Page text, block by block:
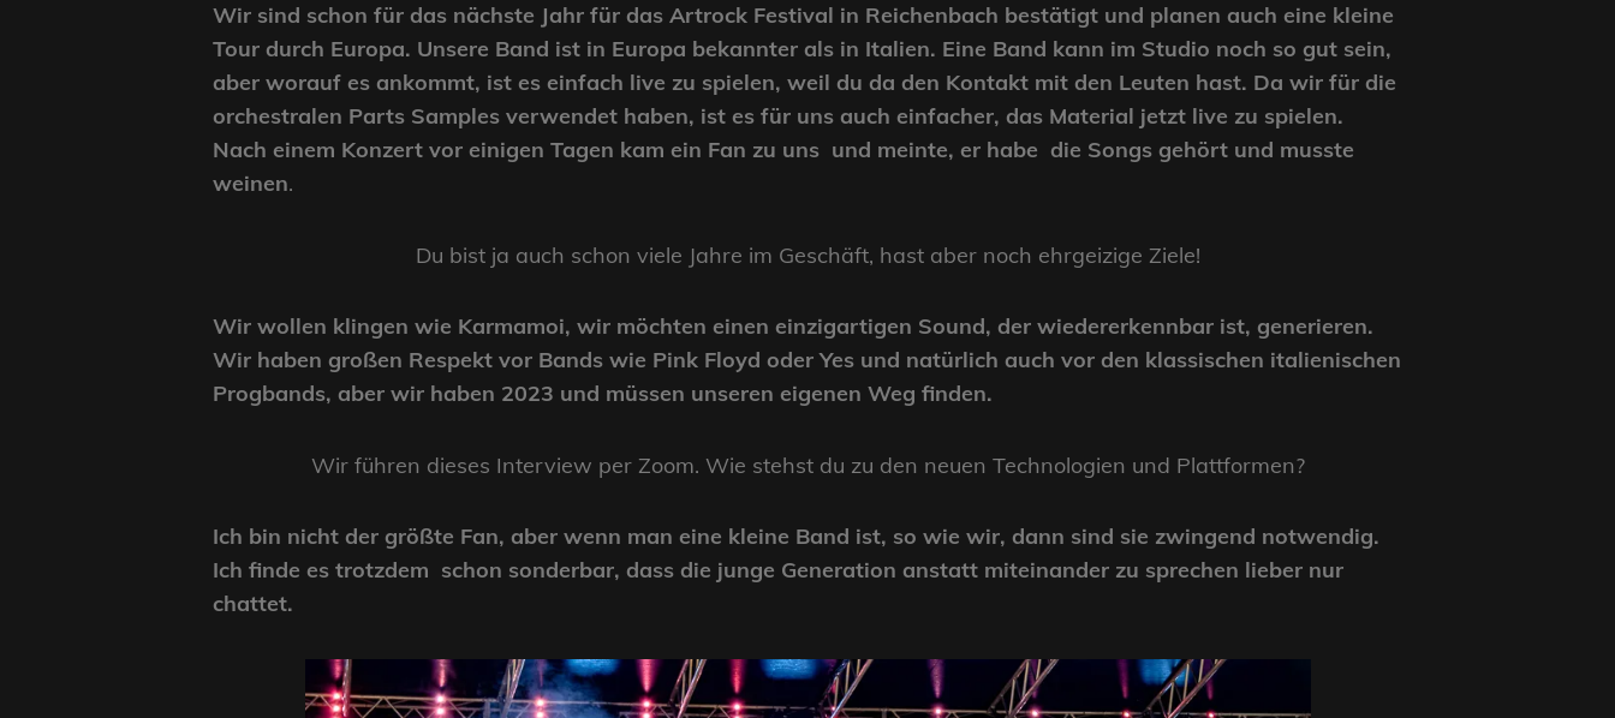
Wir sind schon für das nächste Jahr für das Artrock Festival in Reichenbach bestätigt und planen auch eine kleine
Tour durch Europa. Unsere Band ist in Europa bekannter als in Italien. Eine Band kann im Studio noch so gut sein,
aber worauf es ankommt, ist es einfach live zu spielen, weil du da den Kontakt mit den Leuten hast. Da wir für die
orchestralen Parts Samples verwendet haben, ist es für uns auch einfacher, das Material jetzt live zu spielen.
Nach einem Konzert vor einigen Tagen kam ein Fan zu uns und meinte, er habe die Songs gehört und musste
weinen.
Du bist ja auch schon viele Jahre im Geschäft, hast aber noch ehrgeizige Ziele!
Wir wollen klingen wie Karmamoi, wir möchten einen einzigartigen Sound, der wiedererkennbar ist, generieren.
Wir haben großen Respekt vor Bands wie Pink Floyd oder Yes und natürlich auch vor den klassischen italienischen
Progbands, aber wir haben 2023 und müssen unseren eigenen Weg finden.
Wir führen dieses Interview per Zoom. Wie stehst du zu den neuen Technologien und Plattformen?
Ich bin nicht der größte Fan, aber wenn man eine kleine Band ist, so wie wir, dann sind sie zwingend notwendig.
Ich finde es trotzdem schon sonderbar, dass die junge Generation anstatt miteinander zu sprechen lieber nur
chattet.